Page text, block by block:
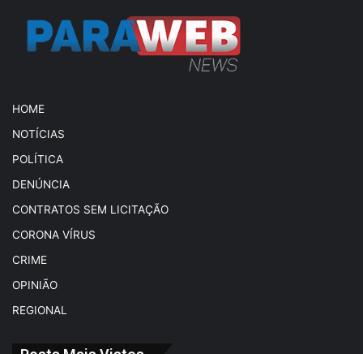
HOME
NOTÍCIAS
POLÍTICA
DENÚNCIA
CONTRATOS SEM LICITAÇÃO
CORONA VÍRUS
CRIME
OPINIÃO
REGIONAL